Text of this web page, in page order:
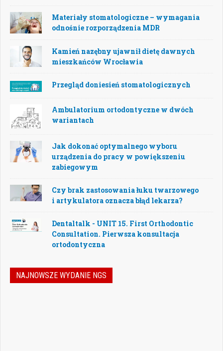
Materiały stomatologiczne – wymagania
odnośnie rozporządzenia MDR
Kamień nazębny ujawnił dietę dawnych
mieszkańców Wrocławia
Przegląd doniesień stomatologicznych
Ambulatorium ortodontyczne w dwóch
wariantach
Jak dokonać optymalnego wyboru
urządzenia do pracy w powiększeniu
zabiegowym
Czy brak zastosowania łuku twarzowego
i artykulatora oznacza błąd lekarza?
Dentaltalk - UNIT 15. First Orthodontic
Consultation. Pierwsza konsultacja
ortodontyczna
NAJNOWSZE WYDANIE NGS